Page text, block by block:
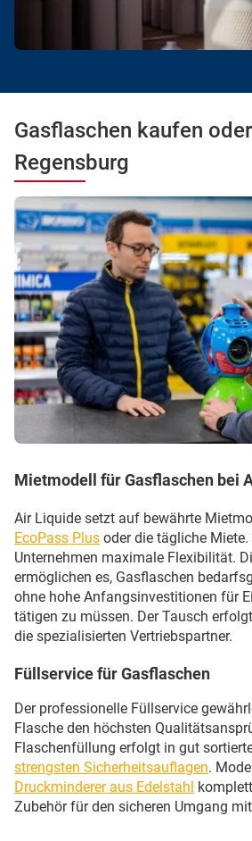
Gasflaschen kaufen
Regensburg
Mietmodell für Gasflaschen bei
Air Liquide setzt auf bewährte
EcoPass Plus oder die tägliche
Unternehmen maximale Flexibilität.
ermöglichen es, Gasflaschen
ohne hohe Anfangsinvestitionen für
tätigen zu müssen. Der Tausch
die spezialisierten Vertriebspartner.
Füllservice für Gasflaschen
Der professionelle Füllservice
Flasche den höchsten
Flaschenfüllung erfolgt in gut
strengsten Sicherheitsauflagen.
Druckminderer aus Edelstahl
Zubehör für den sicheren Umgang